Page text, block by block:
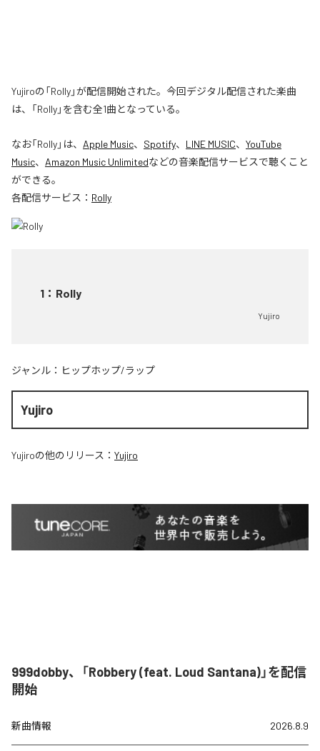
Yujiroの「Rolly」が配信開始された。今回デジタル配信された楽曲
は、「Rolly」を含む全1曲となっている。
なお「Rolly」は、 Apple Music、 Spotify、 LINE MUSIC、 YouTube
Music、 Amazon Music Unlimitedなどの音楽配信サービスで聴くこと
ができる。
各配信サービス： Rolly
1 ： Rolly
Yujiro
ジャンル： ヒップホップ/ラップ
Yujiro
Yujiroの他のリリース： Yujiro
999dobby、「Robbery (feat. Loud Santana)」を配信
開始
新曲情報 2026.8.9